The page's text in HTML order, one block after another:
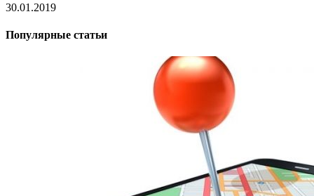
30.01.2019
Популярные статьи